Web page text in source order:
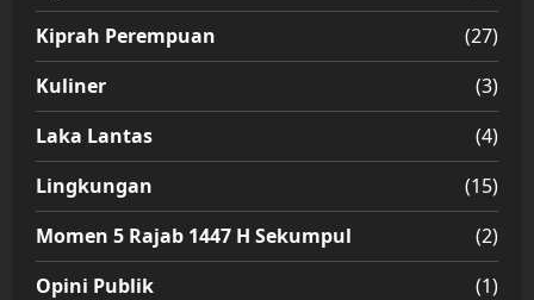
Kiprah Perempuan
(27)
Kuliner
(3)
Laka Lantas
(4)
Lingkungan
(15)
Momen 5 Rajab 1447 H Sekumpul
(2)
Opini Publik
(1)